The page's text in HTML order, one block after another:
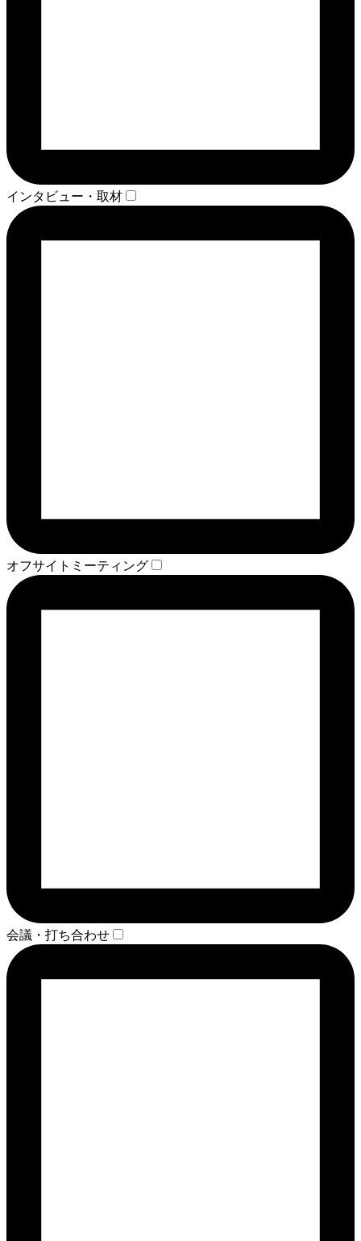
インタビュー・取材
オフサイトミーティング
会議・打ち合わせ